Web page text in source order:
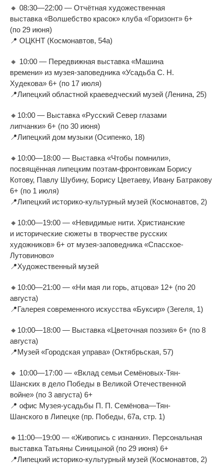
🔸 08:30—22:00 — Отчётная художественная
выставка «Волшебство красок» клуба «Горизонт» 6+
(по 29 июня)
📍 ОЦКНТ (Космонавтов, 54а)
🔸 10:00 — Передвижная выставка «Машина
времени» из музея-заповедника «Усадьба С. Н.
Худекова» 6+ (по 17 июля)
📍Липецкий областной краеведческий музей (Ленина, 25)
🔸 10:00 — Выставка «Русский Север глазами
липчанки» 6+ (по 30 июня)
📍Липецкий дом музыки (Осипенко, 18)
🔸 10:00—18:00 — Выставка «Чтобы помнили»,
посвящённая липецким поэтам-фронтовикам Борису
Котову, Павлу Шубину, Борису Цветаеву, Ивану Батракову
6+ (по 1 июля)
📍Липецкий историко-культурный музей (Космонавтов, 2)
🔸 10:00—19:00 — «Невидимые нити. Христианские
и исторические сюжеты в творчестве русских
художников» 6+ от музея-заповедника «Спасское-
Лутовиново»
📍Художественный музей
🔸 10:00—21:00 — «Ни мая ли горь, атцова» 12+ (по 20
августа)
📍Галерея современного искусства «Буксир» (Зегеля, 1)
🔸 10:00—18:00 — Выставка «Цветочная поэзия» 6+ (по 8
августа)
📍Музей «Городская управа» (Октябрьская, 57)
🔸 10:00—17:00 — «Вклад семьи Семёновых-Тян-
Шанских в дело Победы в Великой Отечественной
войне» (по 3 августа) 6+
📍 офис Музея-усадьбы П. П. Семёнова—Тян-
Шанского в Липецке (пр. Победы, 67а, стр. 1)
🔸 11:00—19:00 — «Живопись с изнанки». Персональная
выставка Татьяны Синицыной (по 29 июня) 6+
📍Липецкий историко-культурный музей (Космонавтов, 2)